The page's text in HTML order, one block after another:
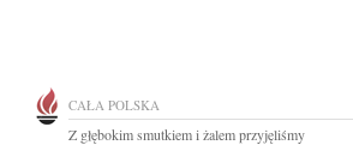
CAŁA POLSKA
Z głębokim smutkiem i żalem przyjęliśmy